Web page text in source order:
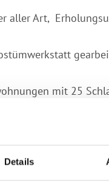
Details
aller Art,
mit 25
und
werden zur
entfernt